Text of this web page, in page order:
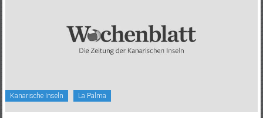
Kanarische Inseln La Palma